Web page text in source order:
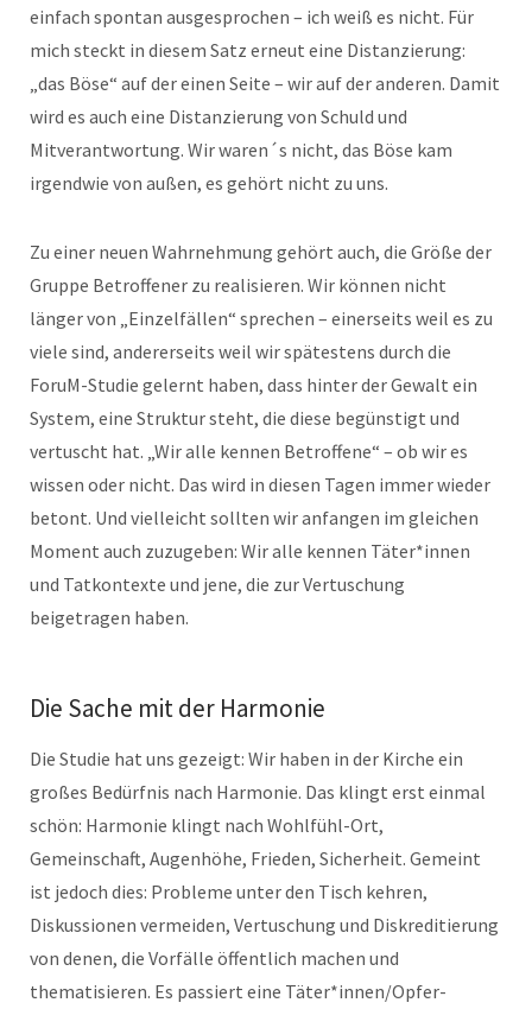
einfach spontan ausgesprochen – ich weiß es nicht. Für
mich steckt in diesem Satz erneut eine Distanzierung:
„das Böse“ auf der einen Seite – wir auf der anderen. Damit
wird es auch eine Distanzierung von Schuld und
Mitverantwortung. Wir waren´s nicht, das Böse kam
irgendwie von außen, es gehört nicht zu uns.
Zu einer neuen Wahrnehmung gehört auch, die Größe der
Gruppe Betroffener zu realisieren. Wir können nicht
länger von „Einzelfällen“ sprechen – einerseits weil es zu
viele sind, andererseits weil wir spätestens durch die
ForuM-Studie gelernt haben, dass hinter der Gewalt ein
System, eine Struktur steht, die diese begünstigt und
vertuscht hat. „Wir alle kennen Betroffene“ – ob wir es
wissen oder nicht. Das wird in diesen Tagen immer wieder
betont. Und vielleicht sollten wir anfangen im gleichen
Moment auch zuzugeben: Wir alle kennen Täter*innen
und Tatkontexte und jene, die zur Vertuschung
beigetragen haben.
Die Sache mit der Harmonie
Die Studie hat uns gezeigt: Wir haben in der Kirche ein
großes Bedürfnis nach Harmonie. Das klingt erst einmal
schön: Harmonie klingt nach Wohlfühl-Ort,
Gemeinschaft, Augenhöhe, Frieden, Sicherheit. Gemeint
ist jedoch dies: Probleme unter den Tisch kehren,
Diskussionen vermeiden, Vertuschung und Diskreditierung
von denen, die Vorfälle öffentlich machen und
thematisieren. Es passiert eine Täter*innen/Opfer-